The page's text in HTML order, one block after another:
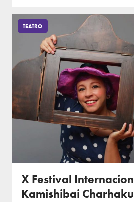
TEATRO
X Festival
Kamishibai Charhaku